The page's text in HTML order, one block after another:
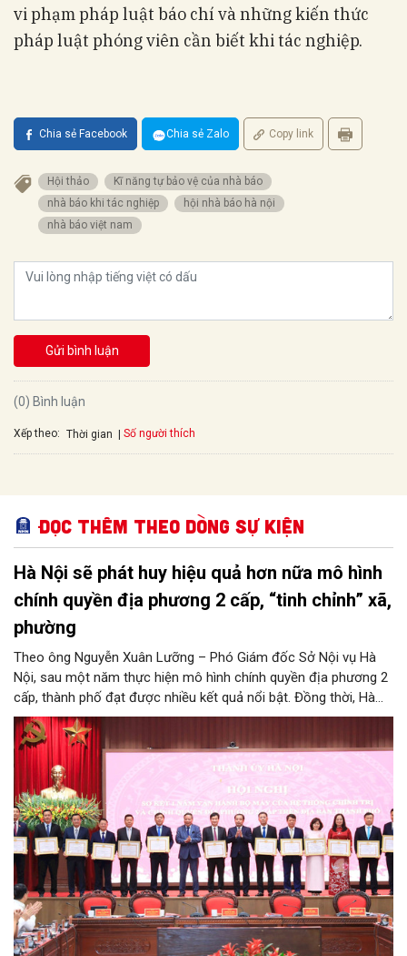
vi phạm pháp luật báo chí và những kiến thức
pháp luật phóng viên cần biết khi tác nghiệp.
Chia sẻ Facebook Chia sẻ Zalo Copy link
Hội thảo
Kĩ năng tự bảo vệ của nhà báo
nhà báo khi tác nghiệp
hội nhà báo hà nội
nhà báo việt nam
Gửi bình luận
(0) Bình luận
Xếp theo: Thời gian Số người thích
Đọc thêm Theo dòng sự kiện
Hà Nội sẽ phát huy hiệu quả hơn nữa mô hình
chính quyền địa phương 2 cấp, “tinh chỉnh” xã,
phường
Theo ông Nguyễn Xuân Lưỡng – Phó Giám đốc Sở Nội vụ Hà
Nội, sau một năm thực hiện mô hình chính quyền địa phương 2
cấp, thành phố đạt được nhiều kết quả nổi bật. Đồng thời, Hà
Nội đang nghiên cứu, thực hiện đúng tinh thần chỉ đạo của
Trung ương để tiếp tục tinh chỉnh xã, phường, đảm bảo mô hình
chính quyền địa phương 2 cấp của Hà Nội phát huy hiệu quả
hơn nữa trong giai đoạn mới.